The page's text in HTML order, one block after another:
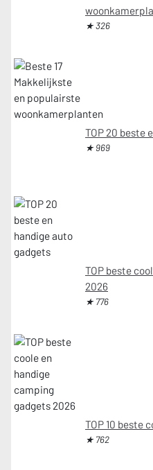
★ 326
TOP 20 beste
★ 969
TOP beste
2026
★ 776
TOP 10 beste
★ 762